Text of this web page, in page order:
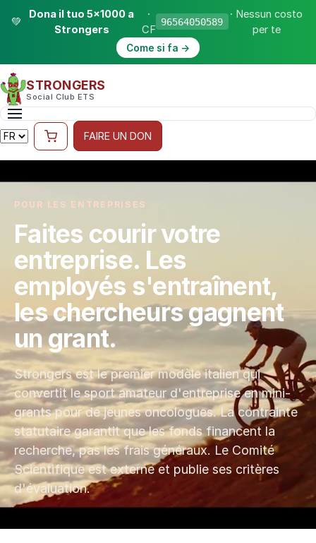
💚
Dona il tuo 5×1000 a
Strongers
·
CF
96564050589
· Nessun costo
per te
Come si fa →
STRONGERS
Social Club ETS
FAIRE UN DON
POUR LES ENTREPRISES
Faites courir votre
entreprise. Les
employés s'entraînent,
les chercheurs gagnent
un grant.
Strongers est le premier modèle italien qui
convertit le sport amateur d'entreprise en mini-
grants pour de jeunes oncologues. La contrainte
statutaire garantit que les fonds financent la
recherche, pas les frais généraux. Le Comité
Scientifique est externe et publie ses critères
d'évaluation.